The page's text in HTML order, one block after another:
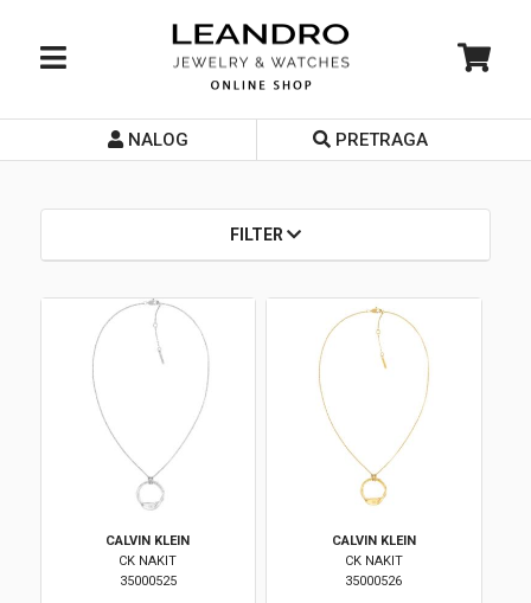
Početna
Prodavnice
Kontakt
Loyalty Club
NALOG PRETRAGA
FILTER
CALVIN KLEIN
CK NAKIT
35000525
CALVIN KLEIN
CK NAKIT
35000526